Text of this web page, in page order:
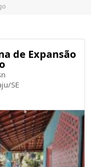
de Expansão
SE